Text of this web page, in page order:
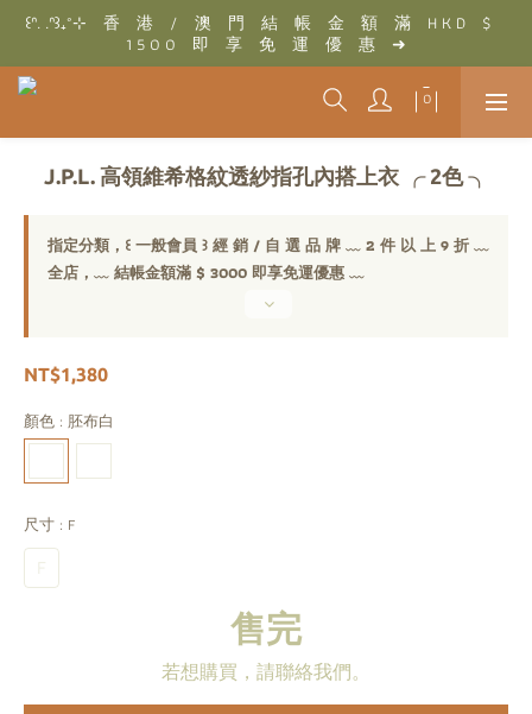
꒰ᐢ. .ᐢ꒱₊˚⊹　結　帳　金　額　滿　T W D　$　3 0 0 0　即　享
免　運　優　惠　➜
꒰ᐢ. .ᐢ꒱₊˚⊹　香　港　/　澳　門　結　帳　金　額　滿　H K D　$
1 5 0 0　即　享　免　運　優　惠　➜
꒰ᐢ. .ᐢ꒱₊˚⊹　結　帳　金　額　滿　T W D　$　3 0 0 0　即　享
免　運　優　惠　➜
J.P.L. 高領維希格紋透紗指孔內搭上衣 ╭ 2色 ╮
指定分類，꒰ 一般會員 ꒱ 經 銷 / 自 選 品 牌 ﹏ 2 件 以 上 9 折 ﹏
全店，﹏ 結帳金額滿 $ 3000 即享免運優惠 ﹏
NT$1,380
顏色 : 胚布白
尺寸 : F
F
售完
若想購買，請聯絡我們。